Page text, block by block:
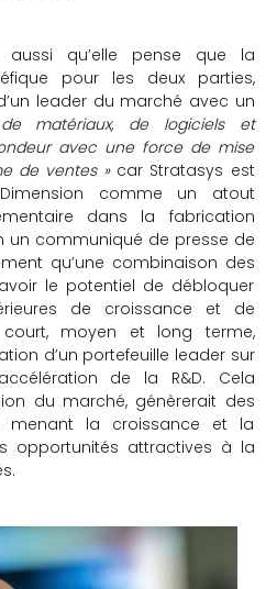
aussi qu’elle pense que la
pour les deux parties,
leader du marché avec un
matériaux, de logiciels et
avec une force de mise
de ventes »car Stratasys est
comme un atout
dans la fabrication
un communiqué de presse de
qu’une combinaison des
le potentiel de débloquer
de croissance et de
moyen et long terme,
d’un portefeuille leader sur
de la R&D. Cela
du marché, génèrerait des
menant la croissance et la
opportunités attractives à la